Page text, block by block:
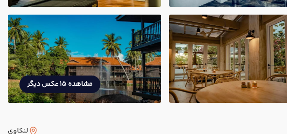
مشاهده 15 عکس دیگر
لنکاوی